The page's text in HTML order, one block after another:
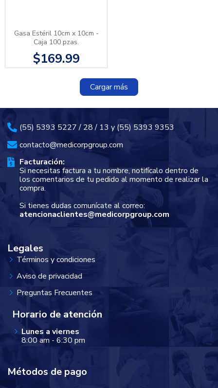
Gasa Estéril 10cm x 10cm -
Caja 100 pzas.
$169.99
Cargar más
(55) 5393 5227 / 28 / 13 y (55) 5393 9353
contacto@medicorpgroup.com
Facturación:
Si necesitas factura a tu nombre, notifícalo dentro de
los comentarios de tu pedido al momento de realizar la
compra.
Si tienes dudas comunícate al correo:
atencionaclientes@medicorpgroup.com
Legales
Términos y condiciones
Aviso de privacidad
Preguntas Frecuentes
Horario de atención
Lunes a viernes
8:00 am - 6:30 pm
Métodos de pago